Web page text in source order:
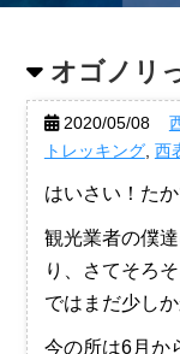
オゴノリ
2020/05/08
トレッキング, 西
はいさい！たか
観光業者の僕
り、さてそろ
ではまだ少し
今の所は6月か